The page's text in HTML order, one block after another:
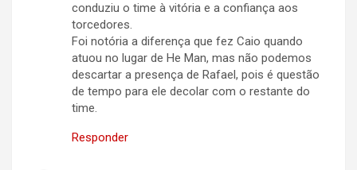
conduziu o time à vitória e a confiança aos
torcedores.
Foi notória a diferença que fez Caio quando
atuou no lugar de He Man, mas não podemos
descartar a presença de Rafael, pois é questão
de tempo para ele decolar com o restante do
time.
Responder